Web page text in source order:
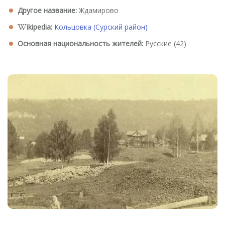
Другое название: Ждамирово
ikipedia: Кольцовка (Сурский район)
Основная национальность жителей: Русские (42)